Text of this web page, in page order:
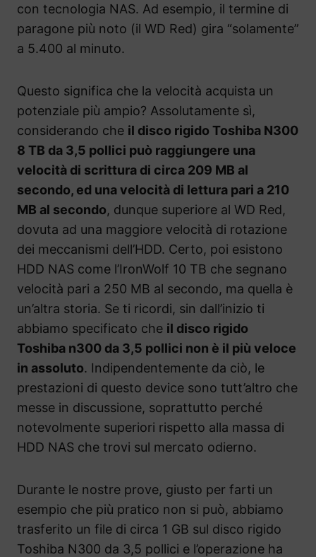
con tecnologia NAS. Ad esempio, il termine di
paragone più noto (il WD Red) gira “solamente”
a 5.400 al minuto.
Questo significa che la velocità acquista un
potenziale più ampio? Assolutamente sì,
considerando che il disco rigido Toshiba N300
8 TB da 3,5 pollici può raggiungere una
velocità di scrittura di circa 209 MB al
secondo, ed una velocità di lettura pari a 210
MB al secondo, dunque superiore al WD Red,
dovuta ad una maggiore velocità di rotazione
dei meccanismi dell’HDD. Certo, poi esistono
HDD NAS come l’IronWolf 10 TB che segnano
velocità pari a 250 MB al secondo, ma quella è
un’altra storia. Se ti ricordi, sin dall’inizio ti
abbiamo specificato che il disco rigido
Toshiba n300 da 3,5 pollici non è il più veloce
in assoluto. Indipendentemente da ciò, le
prestazioni di questo device sono tutt’altro che
messe in discussione, soprattutto perché
notevolmente superiori rispetto alla massa di
HDD NAS che trovi sul mercato odierno.
Durante le nostre prove, giusto per farti un
esempio che più pratico non si può, abbiamo
trasferito un file di circa 1 GB sul disco rigido
Toshiba N300 da 3,5 pollici e l’operazione ha